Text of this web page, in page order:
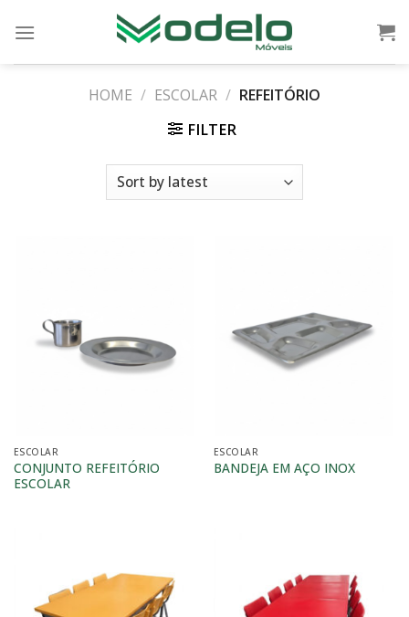
HOME / ESCOLAR / REFEITÓRIO
FILTER
ESCOLAR
CONJUNTO REFEITÓRIO
ESCOLAR
ESCOLAR
BANDEJA EM AÇO INOX